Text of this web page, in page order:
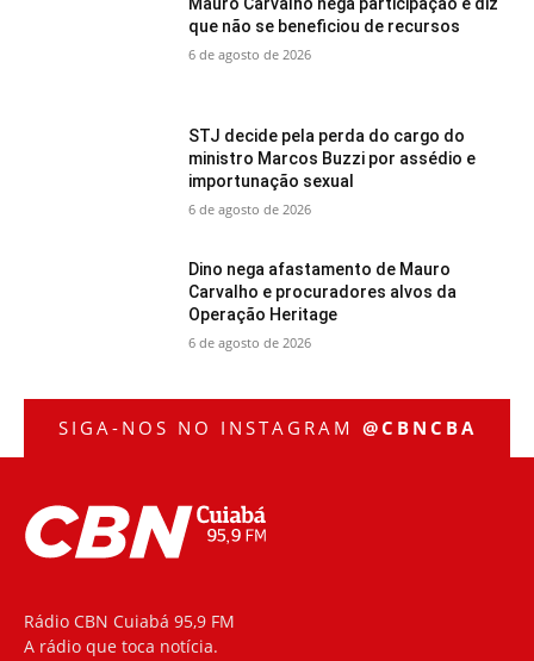
que não se beneficiou de recursos
6 de agosto de 2026
STJ decide pela perda do cargo do
ministro Marcos Buzzi por assédio e
importunação sexual
6 de agosto de 2026
Dino nega afastamento de Mauro
Carvalho e procuradores alvos da
Operação Heritage
6 de agosto de 2026
SIGA-NOS NO INSTAGRAM @CBNCBA
Rádio CBN Cuiabá 95,9 FM
A rádio que toca notícia.